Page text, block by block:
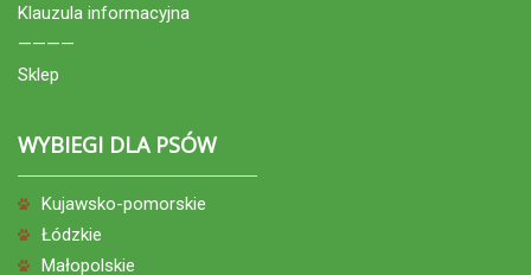
Klauzula informacyjna
————
Sklep
WYBIEGI DLA PSÓW
Kujawsko-pomorskie
Łódzkie
Małopolskie